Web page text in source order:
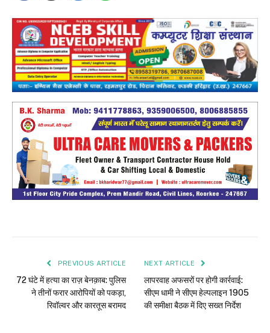
PREVIOUS ARTICLE
72 घंटे में हत्या का राज़ बेनक़ाब: पुलिस
ने तीनों फरार आरोपियों को पकड़ा,
रिवॉल्वर और कारतूस बरामद
NEXT ARTICLE
लापरवाह अफसरों पर होगी कार्रवाई:
सीएम धामी ने सीएम हेल्पलाइन 1905
की समीक्षा बैठक में दिए सख्त निर्देश